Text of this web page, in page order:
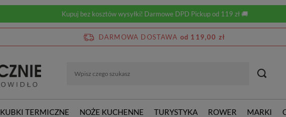
Kupuj bez kosztów wysyłki! Darmowe DPD Pickup od 119 zł 🚚
DARMOWA DOSTAWA od 119,00 zł
KUBKI TERMICZNE NOŻE KUCHENNE TURYSTYKA ROWER MARKI